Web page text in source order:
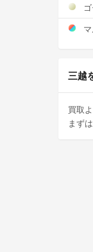
三越
買取
まず